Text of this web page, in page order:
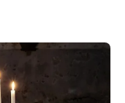
들
다.
결해
어나
느님